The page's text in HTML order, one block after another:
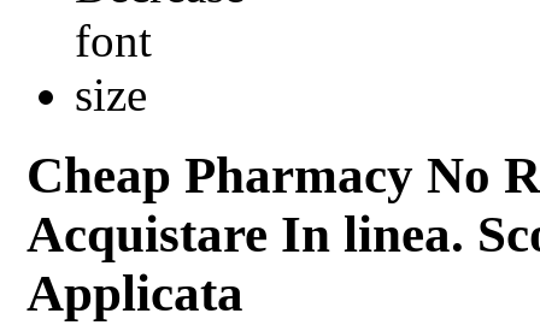
Cheap Pharmacy No
Acquistare In linea.
Applicata